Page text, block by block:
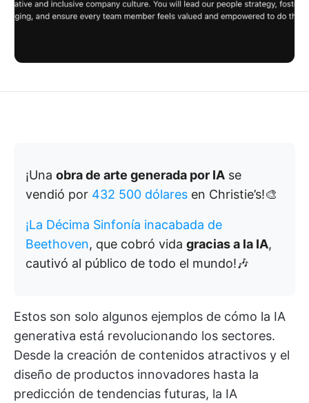
¡Una obra de arte generada por IA se
vendió por 432 500 dólares en Christie’s!🎨
¡La Décima Sinfonía inacabada de
Beethoven, que cobró vida gracias a la IA,
cautivó al público de todo el mundo!🎶
Estos son solo algunos ejemplos de cómo la IA
generativa está revolucionando los sectores.
Desde la creación de contenidos atractivos y el
diseño de productos innovadores hasta la
predicción de tendencias futuras, la IA